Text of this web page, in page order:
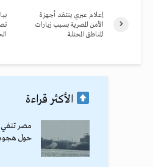
إعلام عبري ينتقد أجهزة
الأمن المصرية بسبب زيارات
المناطق المحتلة
الأكثر قراءة
مصر تنفي
حول